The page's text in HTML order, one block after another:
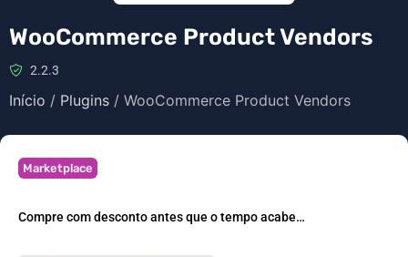
WooCommerce Product Vendors
2.2.3
Início / Plugins / WooCommerce Product Vendors
Marketplace
Compre com desconto antes que o tempo acabe…